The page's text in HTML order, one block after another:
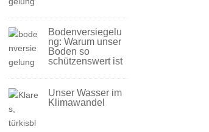
Bodenversiegelu
ng: Warum unser
Boden so
schützenswert ist
Unser Wasser im
Klimawandel